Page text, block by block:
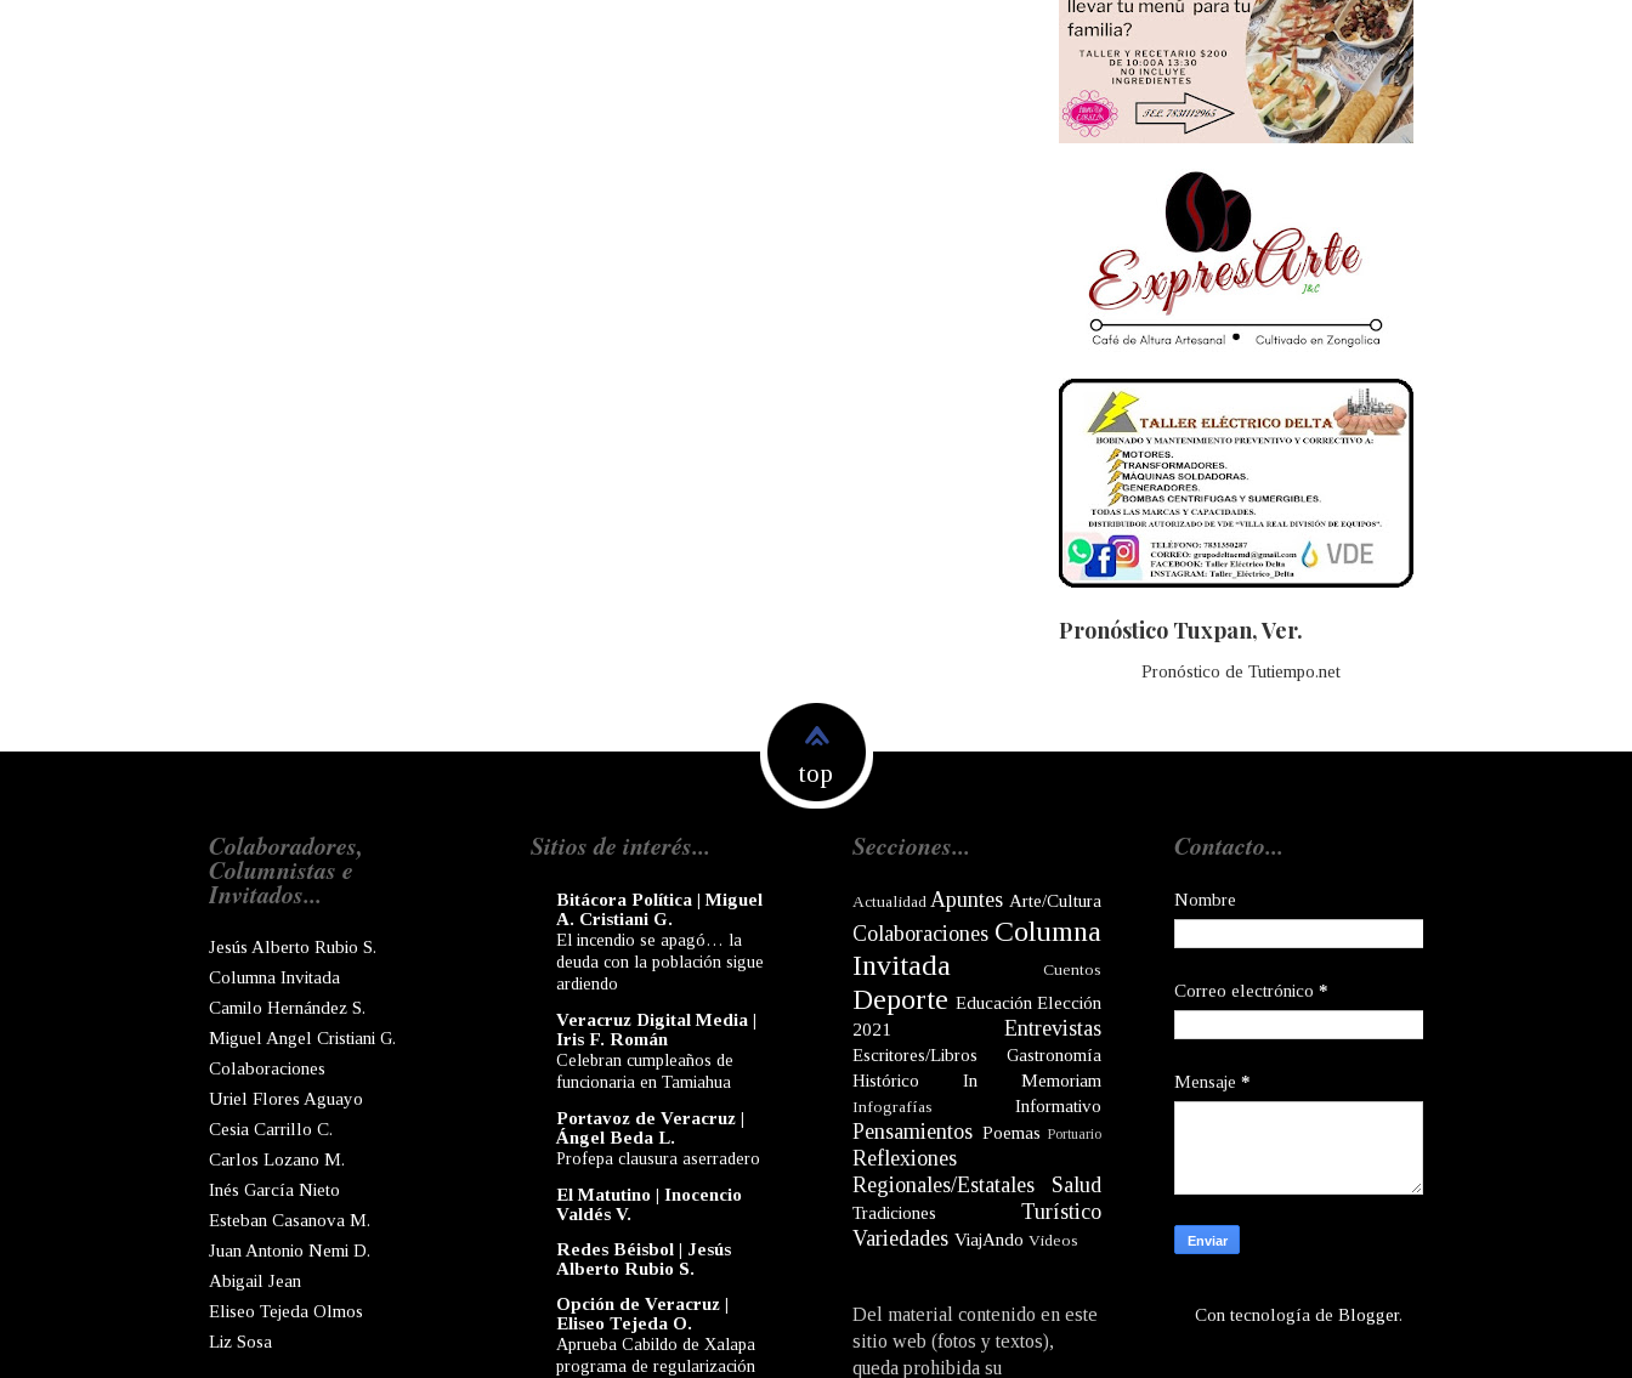
Pronóstico Tuxpan, Ver.
Pronóstico de Tutiempo.net
top
Colaboradores,
Columnistas e
Invitados...
Jesús Alberto Rubio S.
Columna Invitada
Camilo Hernández S.
Miguel Angel Cristiani G.
Colaboraciones
Uriel Flores Aguayo
Cesia Carrillo C.
Carlos Lozano M.
Inés García Nieto
Esteban Casanova M.
Juan Antonio Nemi D.
Abigail Jean
Eliseo Tejeda Olmos
Liz Sosa
Sitios de interés...
Bitácora Política | Miguel
A. Cristiani G.
El incendio se apagó… la
deuda con la población sigue
ardiendo
Veracruz Digital Media |
Iris F. Román
Celebran cumpleaños de
funcionaria en Tamiahua
Portavoz de Veracruz |
Ángel Beda L.
Profepa clausura aserradero
El Matutino | Inocencio
Valdés V.
Redes Béisbol | Jesús
Alberto Rubio S.
Opción de Veracruz |
Eliseo Tejeda O.
Aprueba Cabildo de Xalapa
programa de regularización
Secciones...
Actualidad Apuntes Arte/Cultura
Colaboraciones Columna
Invitada
Cuentos
Deporte Educación Elección
2021
Entrevistas
Escritores/Libros
Gastronomía
Histórico
In Memoriam
Infografías Informativo
Pensamientos Poemas Portuario
Reflexiones
Regionales/Estatales
Salud
Tradiciones
Turístico
Variedades ViajAndo Videos
Del material contenido en este
sitio web (fotos y textos),
queda prohibida su
Contacto...
Nombre
Correo electrónico *
Mensaje *
Con tecnología de Blogger.